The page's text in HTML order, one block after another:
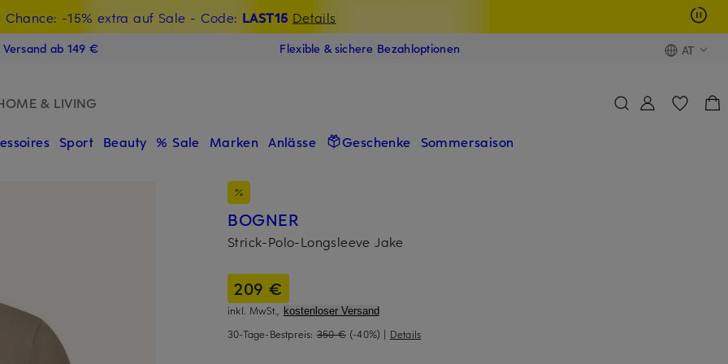
Chance: -15% extra auf Sale - Code: LAST15 Details
Willkommensgutschein mit Beyond sichern
ab 149 € Flexible & sichere Bezahloptionen AT
& LIVING
Sport Beauty % Sale Marken Anlässe Geschenke Sommersaison
BOGNER
Strick-Polo-Longsleeve Jake
209 €
inkl. MwSt., kostenloser Versand
30-Tage-Bestpreis: 350 € (-40%) | Details